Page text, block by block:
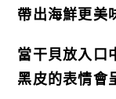
帶出海鮮更美
當干貝放入口
黑皮的表情會